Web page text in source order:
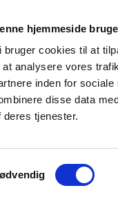
hjemmeside
bruger cookies til at
at analysere vores
inden for
disse data
deres tjenester.
og